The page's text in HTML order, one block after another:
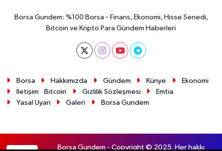
Borsa Gundem: %100 Borsa - Finans, Ekonomi, Hisse Senedi,
Bitcoin ve Kripto Para Gündem Haberleri
Borsa Hakkımızda Gündem Künye
Ekonomi
İletişim
Bitcoin Gizlilik Sözleşmesi
Emtia
Yasal Uyarı
Galeri Borsa Gundem
Borsa Gundem - Copyright © 2025. Her hakkı